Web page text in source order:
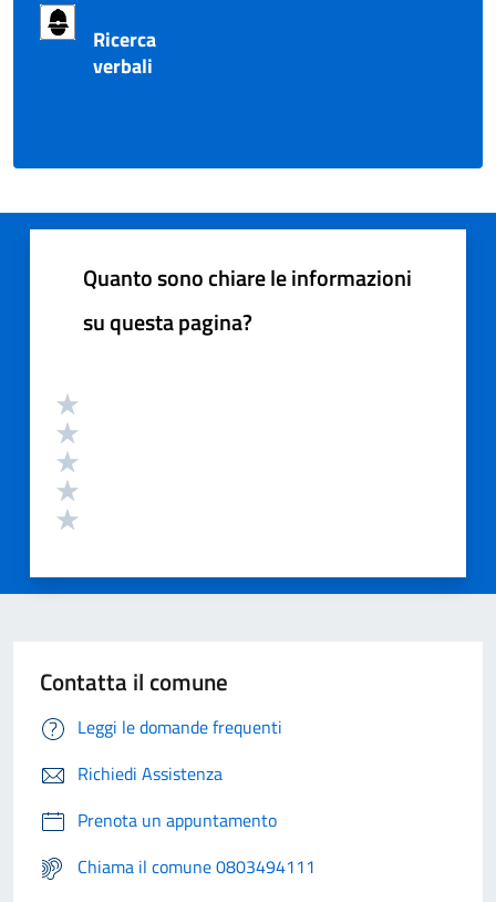
Ricerca
verbali
Quanto sono chiare le informazioni
su questa pagina?
Contatta il comune
Leggi le domande frequenti
Richiedi Assistenza
Prenota un appuntamento
Chiama il comune 0803494111